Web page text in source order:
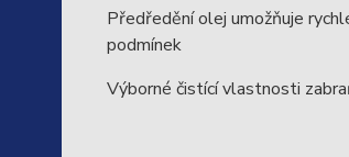
Předředění olej umožňuje
podmínek
Výborné čistící vlastnosti